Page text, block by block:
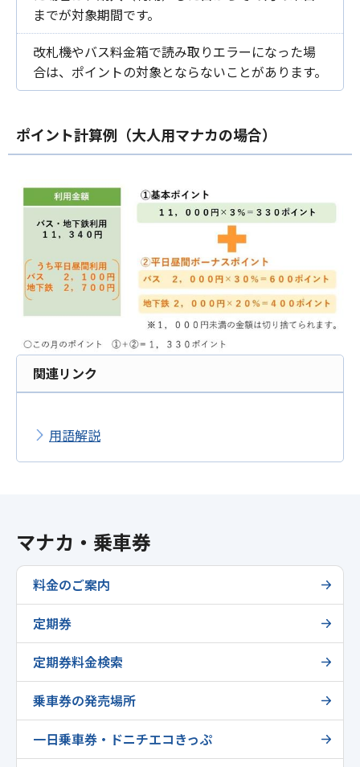
までが対象期間です。
改札機やバス料金箱で読み取りエラーになった場
合は、ポイントの対象とならないことがあります。
ポイント計算例（大人用マナカの場合）
関連リンク
用語解説
マナカ・乗車券
料金のご案内
定期券
定期券料金検索
乗車券の発売場所
一日乗車券・ドニチエコきっぷ